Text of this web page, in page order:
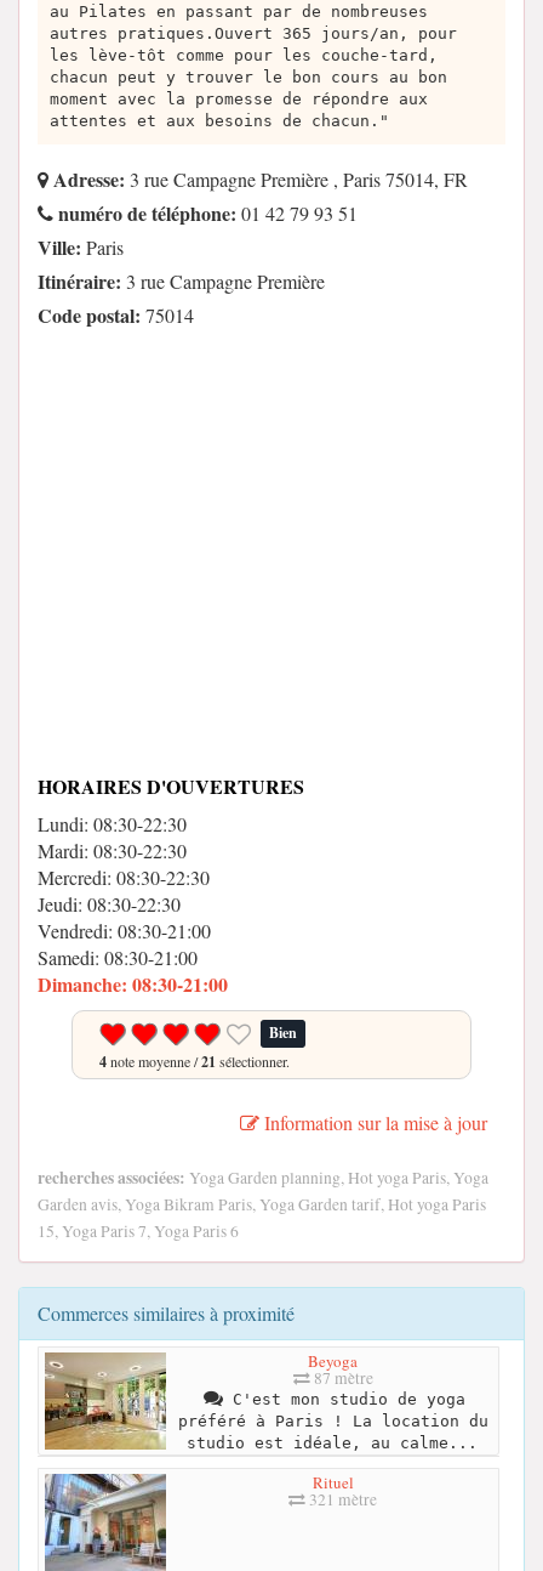
au Pilates en passant par de nombreuses
autres pratiques.Ouvert 365 jours/an, pour
les lève-tôt comme pour les couche-tard,
chacun peut y trouver le bon cours au bon
moment avec la promesse de répondre aux
attentes et aux besoins de chacun."
Adresse: 3 rue Campagne Première , Paris 75014, FR
numéro de téléphone: 01 42 79 93 51
Ville: Paris
Itinéraire: 3 rue Campagne Première
Code postal: 75014
HORAIRES D'OUVERTURES
Lundi: 08:30-22:30
Mardi: 08:30-22:30
Mercredi: 08:30-22:30
Jeudi: 08:30-22:30
Vendredi: 08:30-21:00
Samedi: 08:30-21:00
Dimanche: 08:30-21:00
Bien
4note moyenne /21 sélectionner.
Information sur la mise à jour
recherches associées: Yoga Garden planning, Hot yoga Paris, Yoga
Garden avis, Yoga Bikram Paris, Yoga Garden tarif, Hot yoga Paris
15, Yoga Paris 7, Yoga Paris 6
Commerces similaires à proximité
Beyoga
87 mètre
C'est mon studio de yoga
préféré à Paris ! La location du
studio est idéale, au calme...
Rituel
321 mètre